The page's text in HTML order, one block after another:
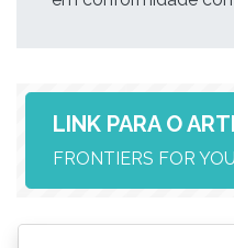
LINK PARA O
FRONTIERS FOR